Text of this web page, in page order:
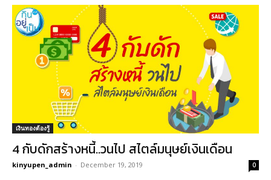
เงินทองต้องรู้
4 กับดักสร้างหนี้..วนไป สไตล์มนุษย์เงินเดือน
kinyupen_admin - December 19, 2019 0